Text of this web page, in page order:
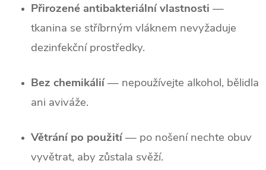
Přirozené antibakteriální vlastnosti —
tkanina se stříbrným vláknem nevyžaduje
dezinfekční prostředky.
Bez chemikálií— nepoužívejte alkohol, bělidla
ani aviváže.
Větrání po použití— po nošení nechte obuv
vyvětrat, aby zůstala svěží.